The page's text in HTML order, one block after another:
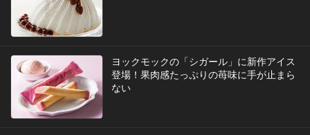
ヨックモックの「シガール」に新作アイス
登場！果肉感たっぷりの苺味に手が止まら
ない